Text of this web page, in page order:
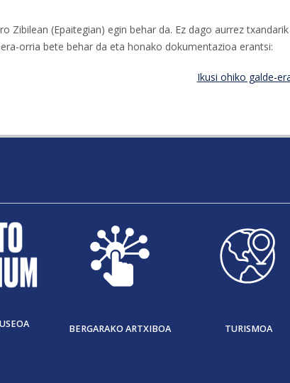
Zibilean (Epaitegian) egin behar da. Ez dago aurrez
orria bete behar da eta honako dokumentazioa erantsi:
Ikusi ohiko galde-
BERGARAKO ARTXIBOA TURISMOA